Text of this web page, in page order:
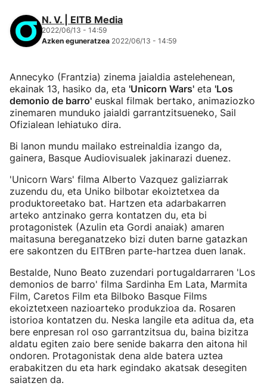
N. V. | EITB Media
2022/06/13 - 14:59
Azken eguneratzea 2022/06/13 - 14:59
Annecyko (Frantzia) zinema jaialdia astelehenean,
ekainak 13, hasiko da, eta 'Unicorn Wars' eta 'Los
demonio de barro' euskal filmak bertako, animaziozko
zinemaren munduko jaialdi garrantzitsueneko, Sail
Ofizialean lehiatuko dira.
Bi lanon mundu mailako estreinaldia izango da,
gainera, Basque Audiovisualek jakinarazi duenez.
'Unicorn Wars' filma Alberto Vazquez galiziarrak
zuzendu du, eta Uniko bilbotar ekoiztetxea da
produktoreetako bat. Hartzen eta adarbakarren
arteko antzinako gerra kontatzen du, eta bi
protagonistek (Azulin eta Gordi anaiak) amaren
maitasuna bereganatzeko bizi duten barne gatazkan
ere sakontzen du EITBren parte-hartzea duen lanak.
Bestalde, Nuno Beato zuzendari portugaldarraren 'Los
demonios de barro' filma Sardinha Em Lata, Marmita
Film, Caretos Film eta Bilboko Basque Films
ekoiztetxeen nazioarteko produkzioa da. Rosaren
istorioa kontatzen du. Neska langile eta aditua da, eta
bere enpresan rol oso garrantzitsua du, baina bizitza
aldatu egiten zaio bere senide bakarra den aitona hil
ondoren. Protagonistak dena alde batera uztea
erabakitzen du eta hark egindako akatsak desegiten
saiatzen da.